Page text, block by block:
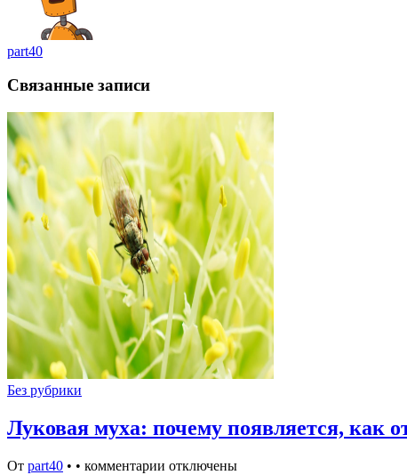
part40
Связанные записи
Без рубрики
Луковая муха: почему появляется, как
От part40 • • комментарии отключены